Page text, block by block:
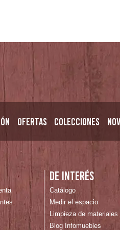
Ofertas Colecciones
De interés
Catálogo
Medir el espacio
Limpieza de materiales
Blog Infomuebles